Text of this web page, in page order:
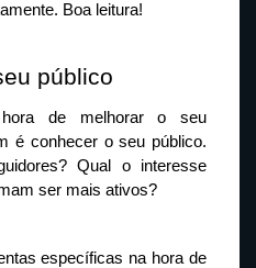
Boa leitura!
público
de melhorar o seu
é conhecer o seu público.
Qual o interesse
ser mais ativos?
específicas na hora de